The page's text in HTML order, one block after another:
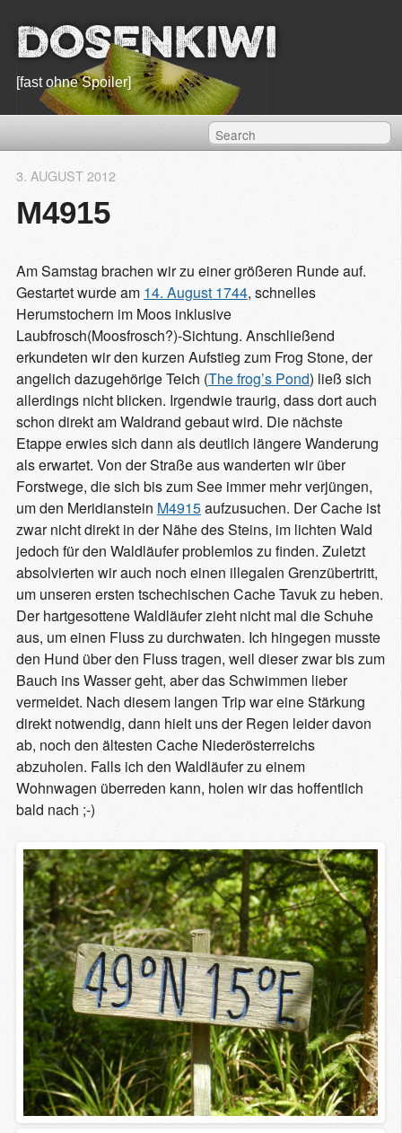
Dosenkiwi
[fast ohne Spoiler]
M4915
3. AUGUST 2012
Am Samstag brachen wir zu einer größeren Runde auf.
Gestartet wurde am 14. August 1744, schnelles
Herumstochern im Moos inklusive
Laubfrosch(Moosfrosch?)-Sichtung. Anschließend
erkundeten wir den kurzen Aufstieg zum Frog Stone, der
angelich dazugehörige Teich (The frog’s Pond) ließ sich
allerdings nicht blicken. Irgendwie traurig, dass dort auch
schon direkt am Waldrand gebaut wird. Die nächste
Etappe erwies sich dann als deutlich längere Wanderung
als erwartet. Von der Straße aus wanderten wir über
Forstwege, die sich bis zum See immer mehr verjüngen,
um den Meridianstein M4915aufzusuchen. Der Cache ist
zwar nicht direkt in der Nähe des Steins, im lichten Wald
jedoch für den Waldläufer problemlos zu finden. Zuletzt
absolvierten wir auch noch einen illegalen Grenzübertritt,
um unseren ersten tschechischen Cache Tavuk zu heben.
Der hartgesottene Waldläufer zieht nicht mal die Schuhe
aus, um einen Fluss zu durchwaten. Ich hingegen musste
den Hund über den Fluss tragen, weil dieser zwar bis zum
Bauch ins Wasser geht, aber das Schwimmen lieber
vermeidet. Nach diesem langen Trip war eine Stärkung
direkt notwendig, dann hielt uns der Regen leider davon
ab, noch den ältesten Cache Niederösterreichs
abzuholen. Falls ich den Waldläufer zu einem
Wohnwagen überreden kann, holen wir das hoffentlich
bald nach ;-)